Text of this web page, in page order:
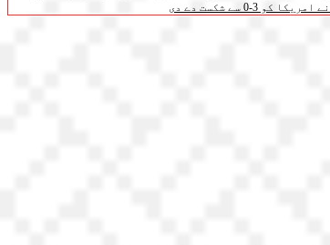
0 سے شکست دے دی